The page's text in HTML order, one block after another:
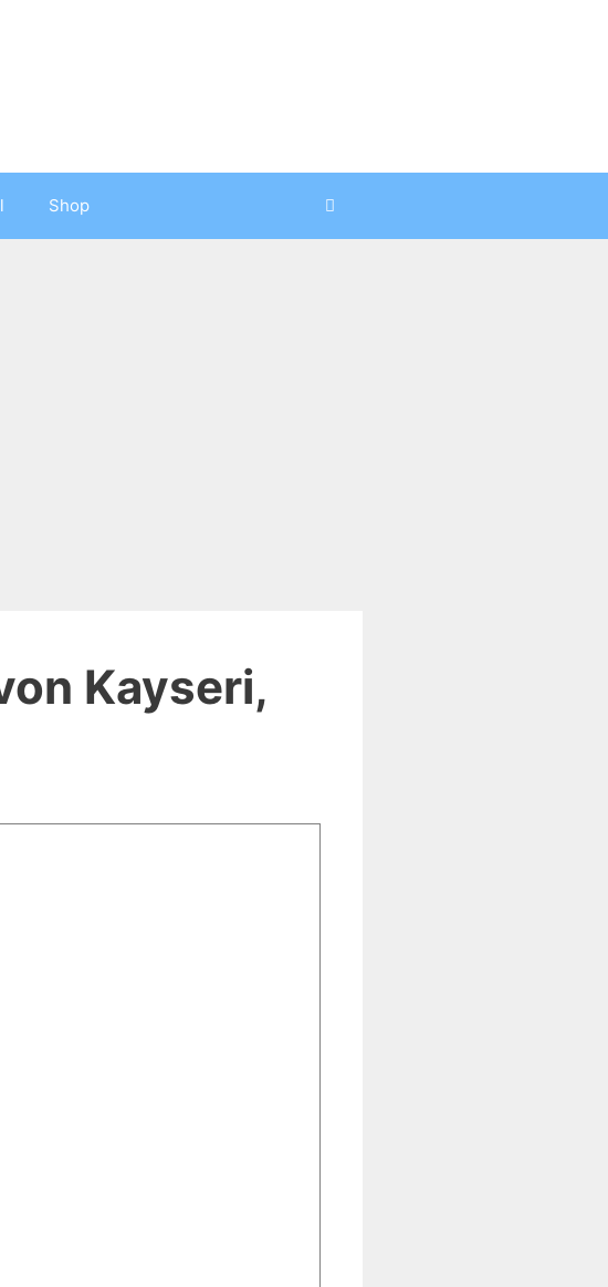
Shop
Kayseri,